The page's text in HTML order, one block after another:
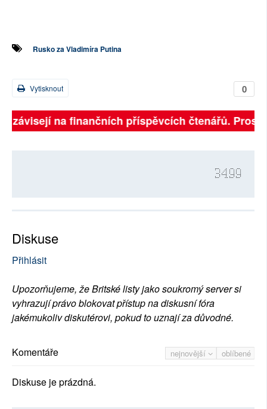
Rusko za Vladimíra Putina
0
Vytisknout
závisejí na finančních příspěvcích čtenářů.
3499
Diskuse
Přihlásit
Upozorňujeme, že Britské listy jako soukromý server si
vyhrazují právo blokovat přístup na diskusní fóra
jakémukoliv diskutérovi, pokud to uznají za důvodné.
nejnovější oblíbené
Komentáře
Diskuse je prázdná.